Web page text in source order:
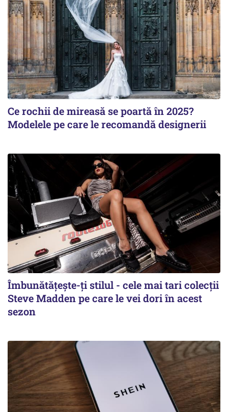
Ce rochii de mireasă se poartă în 2025?
Modelele pe care le recomandă designerii
Îmbunătățește-ți stilul - cele mai tari colecții
Steve Madden pe care le vei dori în acest
sezon